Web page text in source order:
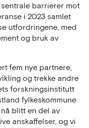
barrierer mot
i 2023 samlet
utfordringene, med
og bruk av
fem nye partnere,
og trekke andre
forskningsinstitutt
fylkeskommune
blitt en del av
anskaffelser, og vi